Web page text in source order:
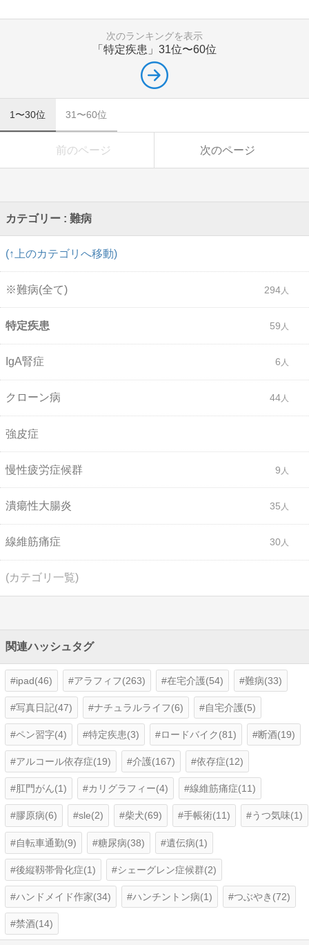
次のランキングを表示
「特定疾患」 31位〜60位
1〜30位 31〜60位
前のページ 次のページ
カテゴリー : 難病
(↑上のカテゴリへ移動)
※難病(全て) 294
特定疾患 59
IgA腎症 6
クローン病 44
強皮症
慢性疲労症候群 9
潰瘍性大腸炎 35
線維筋痛症 30
(カテゴリ一覧)
関連ハッシュタグ
ipad(46) アラフィフ(263) 在宅介護(54) 難病(33)
写真日記(47) ナチュラルライフ(6) 自宅介護(5)
ペン習字(4) 特定疾患(3) ロードバイク(81) 断酒(19)
アルコール依存症(19) 介護(167) 依存症(12)
肛門がん(1) カリグラフィー(4) 線維筋痛症(11)
膠原病(6) sle(2) 柴犬(69) 手帳術(11) うつ気味(1)
自転車通勤(9) 糖尿病(38) 遺伝病(1)
後縦靱帯骨化症(1) シェーグレン症候群(2)
ハンドメイド作家(34) ハンチントン病(1) つぶやき(72)
禁酒(14)